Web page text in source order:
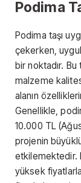
Podima
Podima taşı
çekerken,
bir noktadır. Bu
malzeme
alanın
Genellikle,
10.000 TL
projenin
etkilemektedir.
yüksek